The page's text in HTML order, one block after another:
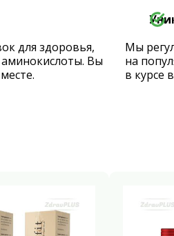
для здоровья,
Вы
Мы
на
в курсе